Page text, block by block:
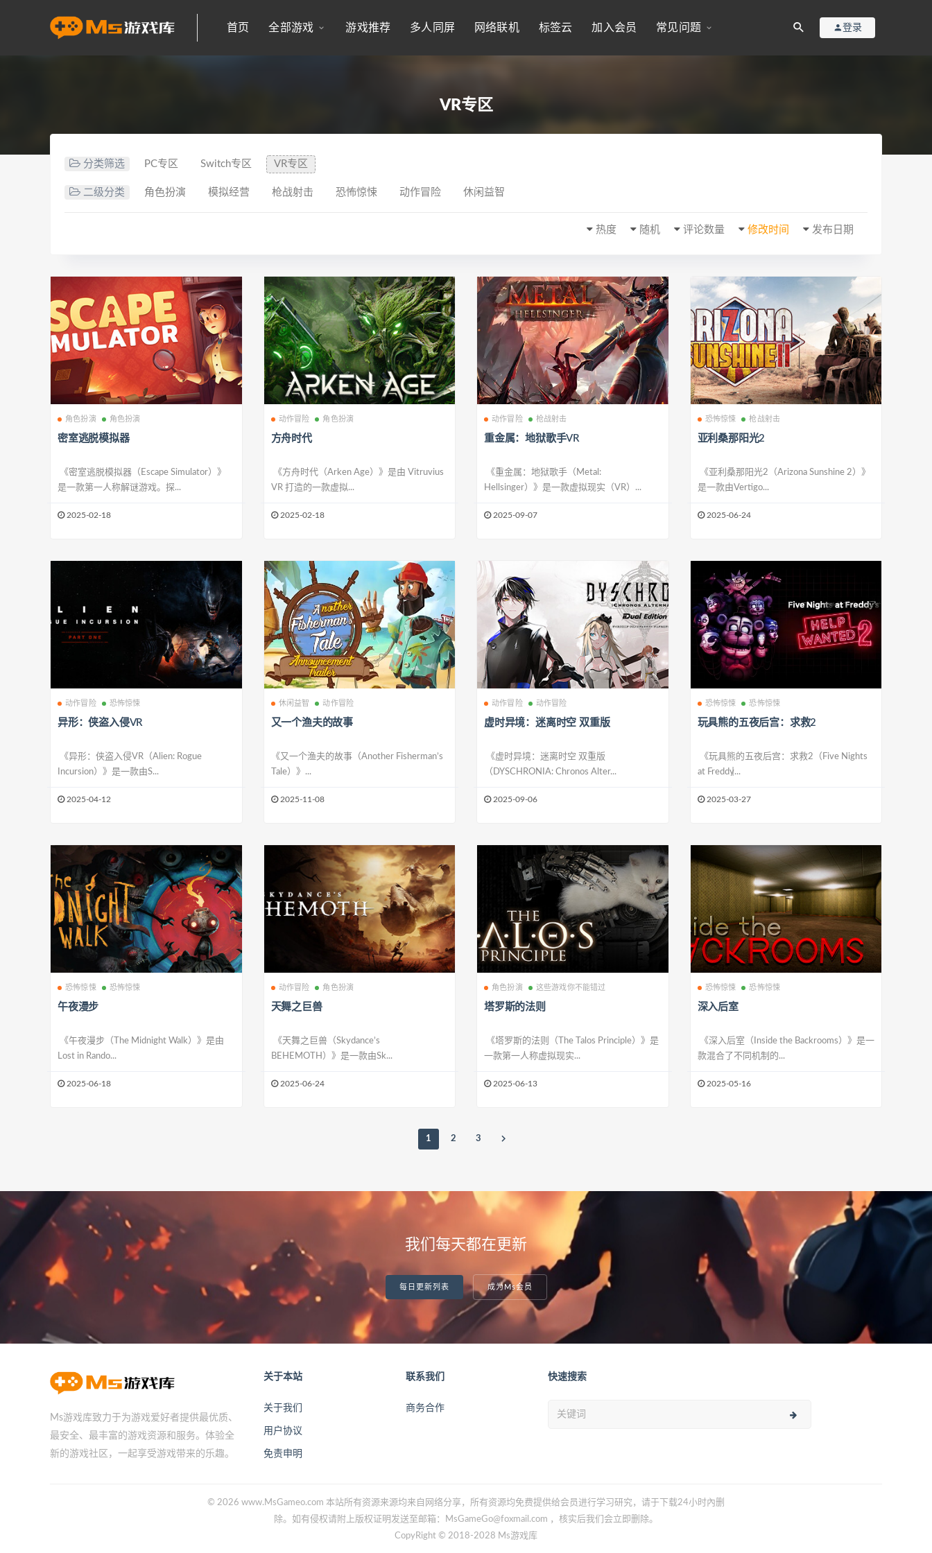
首页 全部游戏 游戏推荐 多人同屏 网络联机 标签云 加入会员 常见问题 登录
VR专区
分类筛选 PC专区 Switch专区 VR专区
二级分类 角色扮演 模拟经营 枪战射击 恐怖惊悚 动作冒险 休闲益智
发布日期
修改时间
评论数量
随机
热度
角色扮演 角色扮演
密室逃脱模拟器
《密室逃脱模拟器（Escape Simulator）》
是一款第一人称解谜游戏。探...
2025-02-18
动作冒险 角色扮演
方舟时代
《方舟时代（Arken Age）》是由 Vitruvius
VR 打造的一款虚拟...
2025-02-18
动作冒险 枪战射击
重金属：地狱歌手VR
《重金属：地狱歌手（Metal:
Hellsinger）》是一款虚拟现实（VR）...
2025-09-07
恐怖惊悚 枪战射击
亚利桑那阳光2
《亚利桑那阳光2（Arizona Sunshine 2）》
是一款由Vertigo...
2025-06-24
动作冒险 恐怖惊悚
异形：侠盗入侵VR
《异形：侠盗入侵VR（Alien: Rogue
Incursion）》是一款由S...
2025-04-12
休闲益智 动作冒险
又一个渔夫的故事
《又一个渔夫的故事（Another Fisherman’s
Tale）》...
2025-11-08
动作冒险 动作冒险
虚时异境：迷离时空 双重版
《虚时异境：迷离时空 双重版
（DYSCHRONIA: Chronos Alter...
2025-09-06
恐怖惊悚 恐怖惊悚
玩具熊的五夜后宫：求救2
《玩具熊的五夜后宫：求救2（Five Nights
at Freddy̵...
2025-03-27
恐怖惊悚 恐怖惊悚
午夜漫步
《午夜漫步（The Midnight Walk）》是由
Lost in Rando...
2025-06-18
动作冒险 角色扮演
天舞之巨兽
《天舞之巨兽（Skydance’s
BEHEMOTH）》是一款由Sk...
2025-06-24
角色扮演 这些游戏你不能错过
塔罗斯的法则
《塔罗斯的法则（The Talos Principle）》是
一款第一人称虚拟现实...
2025-06-13
恐怖惊悚 恐怖惊悚
深入后室
《深入后室（Inside the Backrooms）》是一
款混合了不同机制的...
2025-05-16
1 2 3
我们每天都在更新
每日更新列表 成为Ms会员
Ms游戏库致力于为游戏爱好者提供最优质、
最安全、最丰富的游戏资源和服务。体验全
新的游戏社区，一起享受游戏带来的乐趣。
关于本站
关于我们
用户协议
免责申明
联系我们
商务合作
快速搜索
© 2026 www.MsGameo.com 本站所有资源来源均来自网络分享，所有资源均免费提供给会员进行学习研究，请于下载24小时內删
除。如有侵权请附上版权证明发送至邮箱：MsGameGo@foxmail.com ，核实后我们会立即删除。
CopyRight © 2018-2028 Ms游戏库